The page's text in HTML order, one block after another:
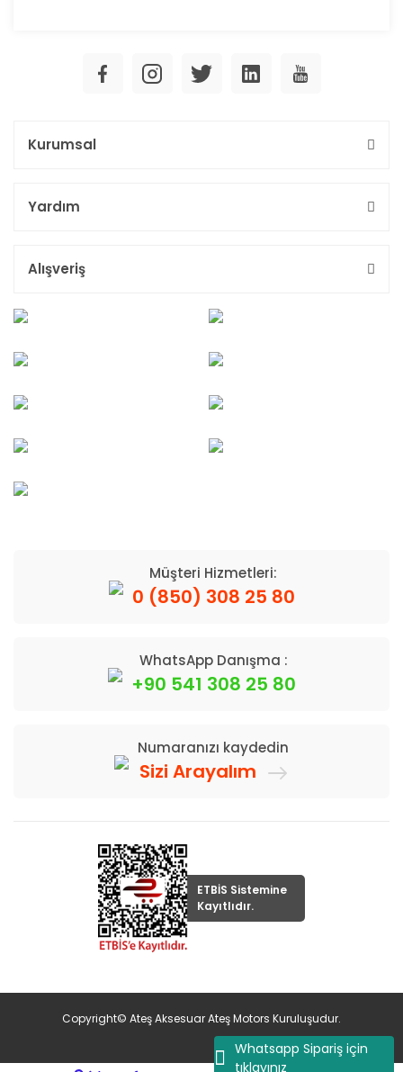
Whatsapp Sipariş için
tıklayınız
Kurumsal
Yardım
Alışveriş
Müşteri Hizmetleri:
0 (850) 308 25 80
WhatsApp Danışma :
+90 541 308 25 80
Numaranızı kaydedin
Sizi Arayalım
ETBİS Sistemine
Kayıtlıdır.
Copyright© Ateş Aksesuar Ateş Motors Kuruluşudur.